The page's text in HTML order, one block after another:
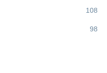
108
98